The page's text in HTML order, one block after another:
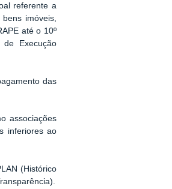
referente a
imóveis,
até o 10º
Execução
das
associações
inferiores ao
(Histórico